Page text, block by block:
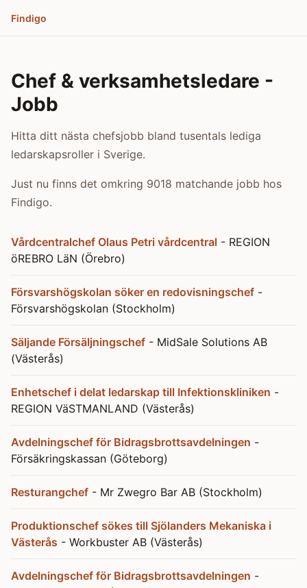
Findigo
Chef & verksamhetsledare -
Jobb
Hitta ditt nästa chefsjobb bland tusentals lediga
ledarskapsroller i Sverige.
Just nu finns det omkring 9018 matchande jobb hos
Findigo.
Vårdcentralchef Olaus Petri vårdcentral - REGION
öREBRO LäN (Örebro)
Försvarshögskolan söker en redovisningschef -
Försvarshögskolan (Stockholm)
Säljande Försäljningschef - MidSale Solutions AB
(Västerås)
Enhetschef i delat ledarskap till Infektionskliniken -
REGION VäSTMANLAND (Västerås)
Avdelningschef för Bidragsbrottsavdelningen -
Försäkringskassan (Göteborg)
Resturangchef - Mr Zwegro Bar AB (Stockholm)
Produktionschef sökes till Sjölanders Mekaniska i
Västerås - Workbuster AB (Västerås)
Avdelningschef för Bidragsbrottsavdelningen -